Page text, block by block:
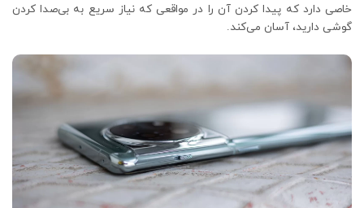
خاصی دارد که پیدا کردن آن را در مواقعی که نیاز سریع به بی‌صدا کردن
گوشی دارید، آسان می‌کند.